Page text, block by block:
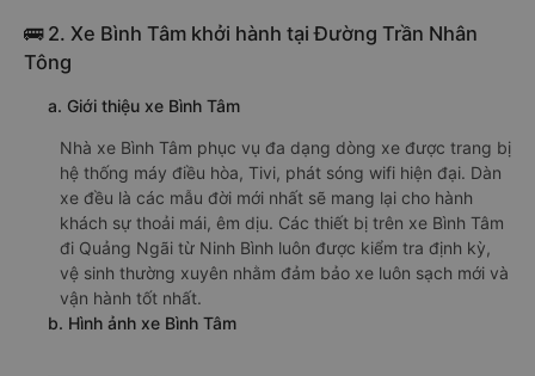
🚌 2. Xe Bình Tâm khởi hành tại Đường Trần Nhân
Tông
a. Giới thiệu xe Bình Tâm
Nhà xe Bình Tâm phục vụ đa dạng dòng xe được trang bị
hệ thống máy điều hòa, Tivi, phát sóng wifi hiện đại. Dàn
xe đều là các mẫu đời mới nhất sẽ mang lại cho hành
khách sự thoải mái, êm dịu. Các thiết bị trên xe Bình Tâm
đi Quảng Ngãi từ Ninh Bình luôn được kiểm tra định kỳ,
vệ sinh thường xuyên nhằm đảm bảo xe luôn sạch mới và
vận hành tốt nhất.
b. Hình ảnh xe Bình Tâm